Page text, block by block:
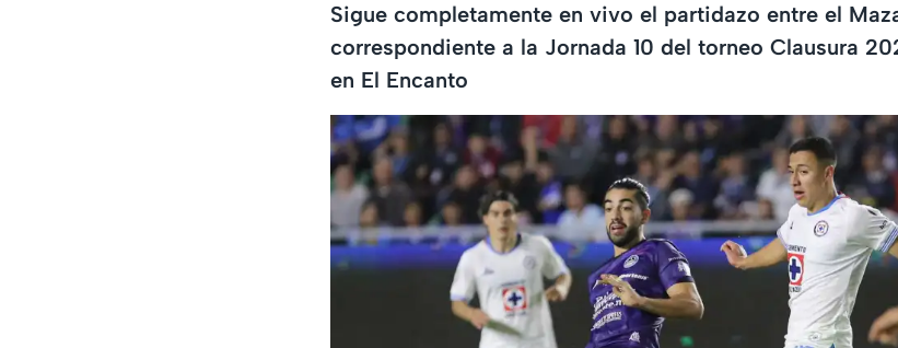
Sigue completamente en vivo el partidazo entre el
correspondiente a la Jornada 10 del torneo Clausura
en El Encanto